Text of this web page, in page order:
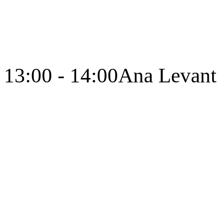
13:00 - 14:00Ana Levant